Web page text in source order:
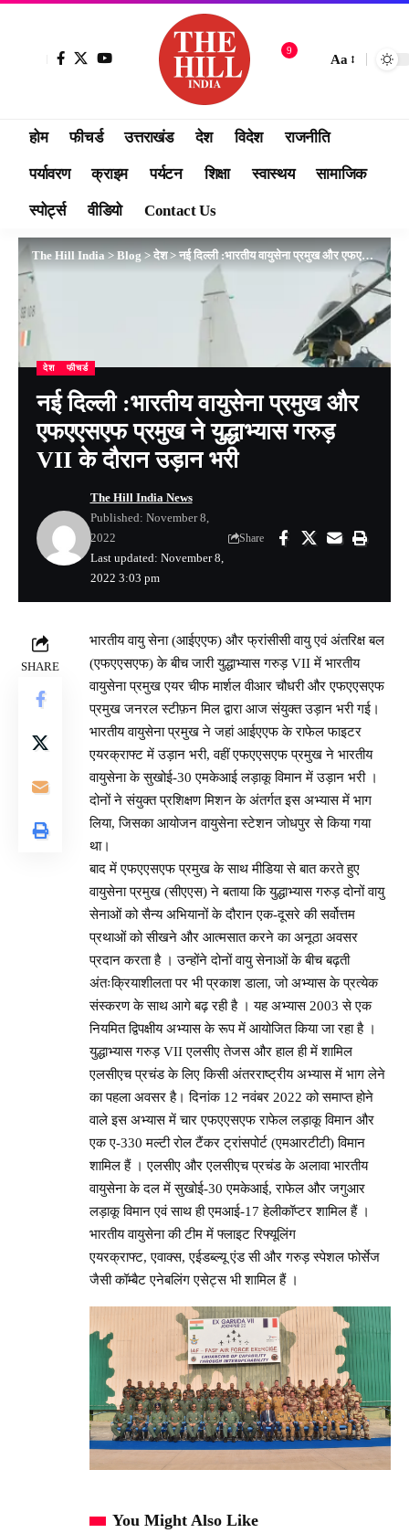
9
Aa
होम फीचर्ड उत्तराखंड देश विदेश राजनीति
पर्यावरण क्राइम पर्यटन शिक्षा स्वास्थय सामाजिक
स्पोर्ट्स वीडियो Contact Us
The Hill India>Blog>देश>नई दिल्ली :भारतीय वायुसेना प्रमुख और एफएएसएफ प्रमुख ने युद्धाभ्यास गरुड़ VII के दौरान उड़ान भरी
देश फीचर्ड
नई दिल्ली :भारतीय वायुसेना प्रमुख और
एफएएसएफ प्रमुख ने युद्धाभ्यास गरुड़
VII के दौरान उड़ान भरी
Last updated: November 8,
2022 3:03 pm
The Hill India News
Published: November 8,
2022
Share
SHARE
भारतीय वायु सेना (आईएएफ) और फ्रांसीसी वायु एवं अंतरिक्ष बल
(एफएएसएफ) के बीच जारी युद्धाभ्यास गरुड़ VII में भारतीय
वायुसेना प्रमुख एयर चीफ मार्शल वीआर चौधरी और एफएएसएफ
प्रमुख जनरल स्टीफ़न मिल द्वारा आज संयुक्त उड़ान भरी गई।
भारतीय वायुसेना प्रमुख ने जहां आईएएफ के राफेल फाइटर
एयरक्राफ्ट में उड़ान भरी, वहीं एफएएसएफ प्रमुख ने भारतीय
वायुसेना के सुखोई-30 एमकेआई लड़ाकू विमान में उड़ान भरी ।
दोनों ने संयुक्त प्रशिक्षण मिशन के अंतर्गत इस अभ्यास में भाग
लिया, जिसका आयोजन वायुसेना स्टेशन जोधपुर से किया गया
था।
बाद में एफएएसएफ प्रमुख के साथ मीडिया से बात करते हुए
वायुसेना प्रमुख (सीएएस) ने बताया कि युद्धाभ्यास गरुड़ दोनों वायु
सेनाओं को सैन्य अभियानों के दौरान एक-दूसरे की सर्वोत्तम
प्रथाओं को सीखने और आत्मसात करने का अनूठा अवसर
प्रदान करता है । उन्होंने दोनों वायु सेनाओं के बीच बढ़ती
अंतःक्रियाशीलता पर भी प्रकाश डाला, जो अभ्यास के प्रत्येक
संस्करण के साथ आगे बढ़ रही है । यह अभ्यास 2003 से एक
नियमित द्विपक्षीय अभ्यास के रूप में आयोजित किया जा रहा है ।
युद्धाभ्यास गरुड़ VII एलसीए तेजस और हाल ही में शामिल
एलसीएच प्रचंड के लिए किसी अंतरराष्ट्रीय अभ्यास में भाग लेने
का पहला अवसर है। दिनांक 12 नवंबर 2022 को समाप्त होने
वाले इस अभ्यास में चार एफएएसएफ राफेल लड़ाकू विमान और
एक ए-330 मल्टी रोल टैंकर ट्रांसपोर्ट (एमआरटीटी) विमान
शामिल हैं । एलसीए और एलसीएच प्रचंड के अलावा भारतीय
वायुसेना के दल में सुखोई-30 एमकेआई, राफेल और जगुआर
लड़ाकू विमान एवं साथ ही एमआई-17 हेलीकॉप्टर शामिल हैं ।
भारतीय वायुसेना की टीम में फ्लाइट रिफ्यूलिंग
एयरक्राफ्ट, एवाक्स, एईडब्ल्यू एंड सी और गरुड़ स्पेशल फोर्सेज
जैसी कॉम्बैट एनेबलिंग एसेट्स भी शामिल हैं ।
You Might Also Like